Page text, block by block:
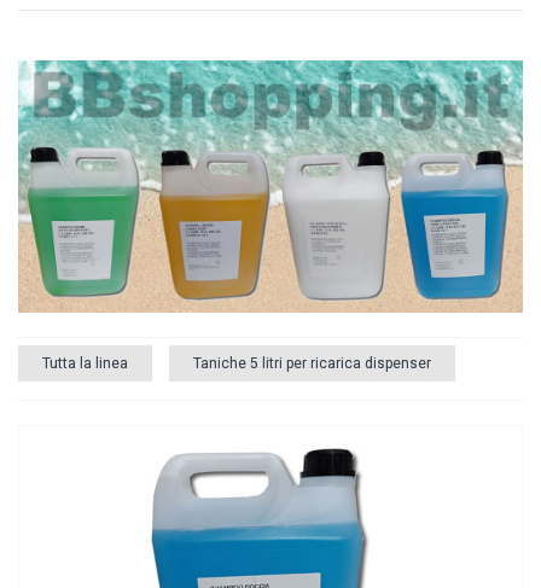
Tutta la linea Taniche 5 litri per ricarica dispenser